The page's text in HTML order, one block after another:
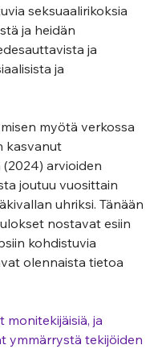
seksuaalirikoksia
ja heidän
ja
ja
myötä verkossa
kasvanut
(2024) arvioiden
joutuu vuosittain
uhriksi. Tänään
nostavat esiin
kohdistuvia
olennaista tietoa
ja
ymmärrystä tekijöiden